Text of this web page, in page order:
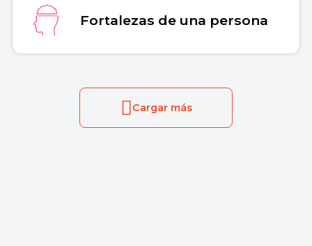
Fortalezas de una persona
Cargar más